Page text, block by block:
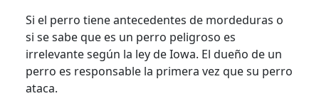
Si el perro tiene antecedentes de mordeduras o
si se sabe que es un perro peligroso es
irrelevante según la ley de Iowa. El dueño de un
perro es responsable la primera vez que su perro
ataca.